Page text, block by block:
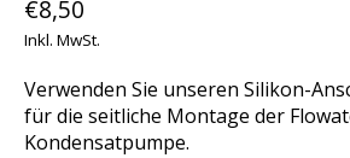
€8,50
Inkl. MwSt.
Verwenden Sie unseren Silikon-
für die seitliche Montage der
Kondensatpumpe.